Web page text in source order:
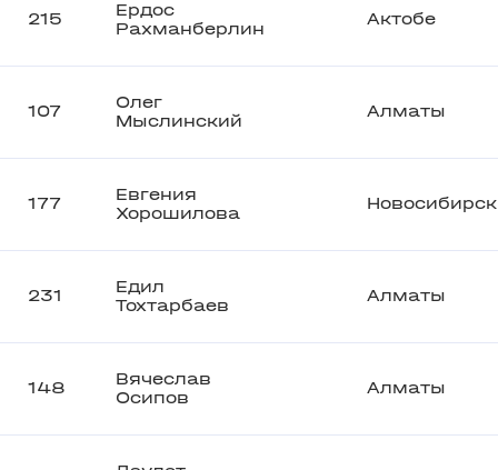
215
Ердос
Рахманберлин
Актобе
107
Олег
Мыслинский
Алматы
177
Евгения
Хорошилова
Новосибирск
231
Едил
Тохтарбаев
Алматы
148
Вячеслав
Осипов
Алматы